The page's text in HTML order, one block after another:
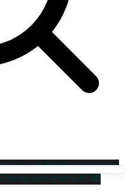
bod uit! Waardebepaling
Breng een bod uit!